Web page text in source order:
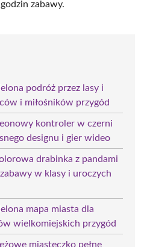
zabawy.
podróż przez lasy i
i miłośników przygód
kontroler w czerni
designu i gier wideo
drabinka z pandami
w klasy i uroczych
mapa miasta dla
wielkomiejskich przygód
miasteczko pełne